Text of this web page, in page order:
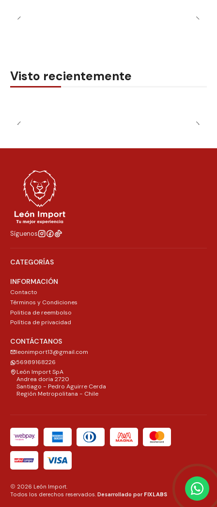
Visto recientemente
Síguenos
CATEGORÍAS
INFORMACIÓN
Contacto
Términos y Condiciones
Politica de reembolso
Política de privacidad
CONTÁCTANOS
leonimport13@gmail.com
56989168226
León Import SpA
Andrea doria 2720
Santiago - Pedro Aguirre Cerda
Región Metropolitana - Chile
2026 León Import.
Todos los derechos reservados. Desarrollado por FIXLABS